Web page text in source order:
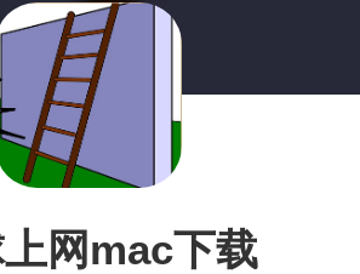
网mac下载